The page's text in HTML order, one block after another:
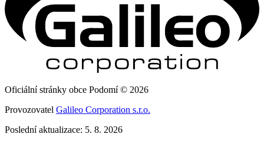
Oficiální stránky obce Podomí © 2026
Provozovatel Galileo Corporation s.r.o.
Poslední aktualizace: 5. 8. 2026